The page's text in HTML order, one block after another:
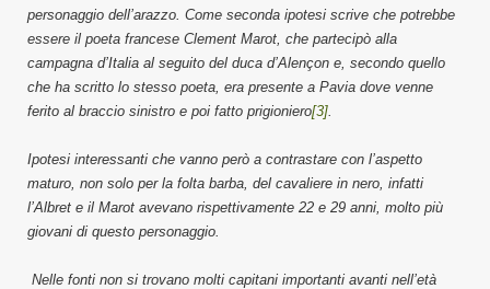
personaggio dell’arazzo. Come seconda ipotesi scrive che potrebbe
essere il poeta francese Clement Marot, che partecipò alla
campagna d’Italia al seguito del duca d’Alençon e, secondo quello
che ha scritto lo stesso poeta, era presente a Pavia dove venne
ferito al braccio sinistro e poi fatto prigioniero[3]
Ipotesi interessanti che vanno però a contrastare con l’aspetto
maturo, non solo per la folta barba, del cavaliere in nero, infatti
l’Albret e il Marot avevano rispettivamente 22 e 29 anni, molto più
giovani di questo personaggio.
Nelle fonti non si trovano molti capitani importanti avanti nell’età